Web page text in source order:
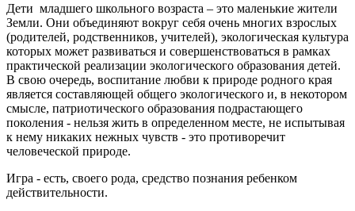
Дети младшего школьного возраста – это маленькие жители
Земли. Они объединяют вокруг себя очень многих взрослых
(родителей, родственников, учителей), экологическая культура
которых может развиваться и совершенствоваться в рамках
практической реализации экологического образования детей.
В свою очередь, воспитание любви к природе родного края
является составляющей общего экологического и, в некотором
смысле, патриотического образования подрастающего
поколения - нельзя жить в определенном месте, не испытывая
к нему никаких нежных чувств - это противоречит
человеческой природе.
Игра - есть, своего рода, средство познания ребенком
действительности.